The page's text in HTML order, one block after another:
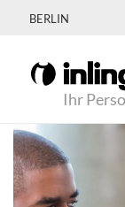
BERLIN
Ihr